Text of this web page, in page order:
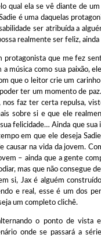
qual ela se vê diante de
é uma daquelas
ser atribuída a
realmente ser feliz,
que me fez
música como sua paixão,
que o leitor crie um
poder ter um momento de
nos faz ter certa repulsa,
sobre si e que ele
felicidade… Ainda que
em que ele deseja
causar na vida da jovem.
– ainda que a gente
mas que não
si, Jax é alguém
e real, esse é um dos
um completo clichê.
o ponto de vista
onde se passará a